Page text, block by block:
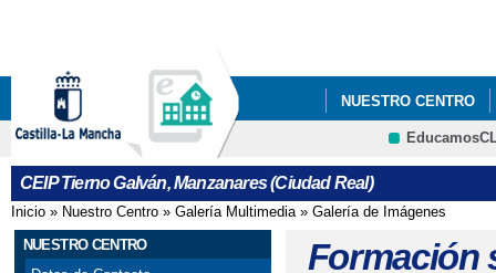
NUESTRO CENTRO
SERVICIOS
GUÍA DE FAMILIAS
JORNADAS DE
CEIP Tierno Galván, Manzanares (Ciudad Real)
Se encuentra usted aquí
Inicio » Nuestro Centro » Galería Multimedia» Galería de Imágenes
NUESTRO CENTRO
Formación